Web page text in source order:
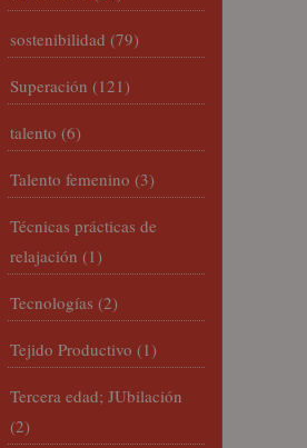
sostenibilidad (79)
Superación (121)
talento (6)
Talento femenino (3)
Técnicas prácticas de
relajación (1)
Tecnologías (2)
Tejido Productivo (1)
Tercera edad; JUbilación
(2)